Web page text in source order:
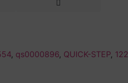
, qs0000896, QUICK-STEP,